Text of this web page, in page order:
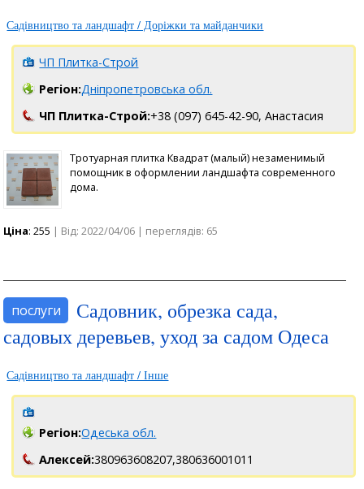
Садівництво та ландшафт / Доріжки та майданчики
ЧП Плитка-Строй
Регіон:Дніпропетровська обл.
ЧП Плитка-Строй:+38 (097) 645-42-90, Анастасия
Тротуарная плитка Квадрат (малый) незаменимый
помощник в оформлении ландшафта современного
дома.
Ціна: 255 | Від: 2022/04/06 | переглядів: 65
послуги
Садовник, обрезка сада,
садовых деревьев, уход за садом Одеса
Садівництво та ландшафт / Інше
Регіон:Одеська обл.
Алексей:380963608207,380636001011